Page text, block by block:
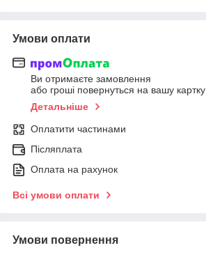
Умови оплати
Ви отримаєте замовлення
або гроші повернуться на вашу картку
Детальніше
Оплатити частинами
Післяплата
Оплата на рахунок
Всі умови оплати
Умови повернення